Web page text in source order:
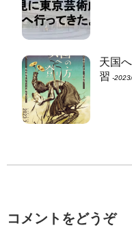
天国
習
コメントをどうぞ